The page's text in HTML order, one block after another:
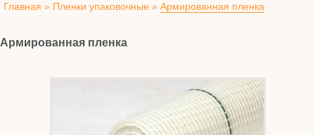
Главная » Пленки упаковочные » Армированная пленка
Армированная пленка